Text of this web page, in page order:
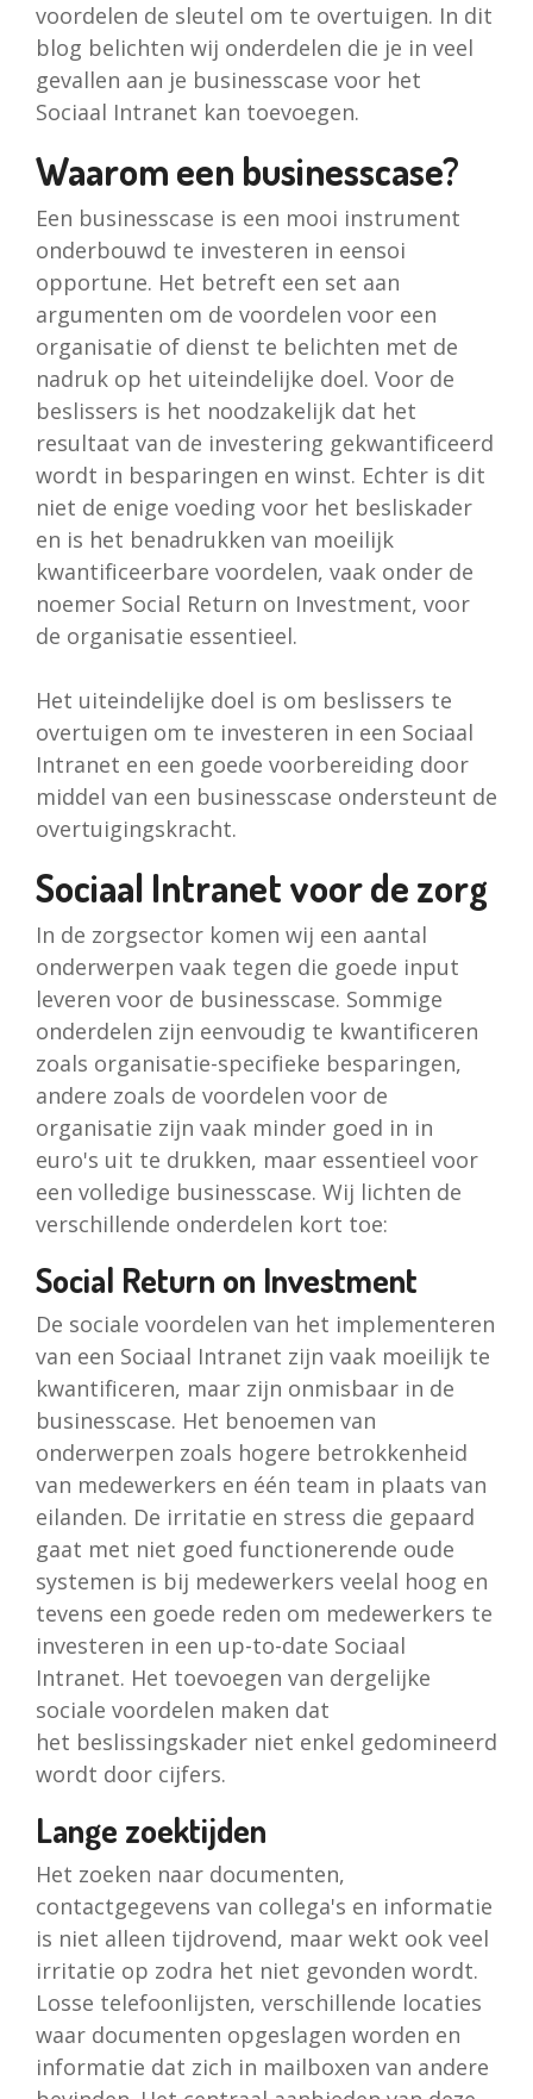
voordelen de sleutel om te overtuigen. In dit
blog belichten wij onderdelen die je in veel
gevallen aan je businesscase voor het
Sociaal Intranet kan toevoegen.
Waarom een businesscase?
Een businesscase is een mooi instrument
onderbouwd te investeren in eensoi
opportune. Het betreft een set aan
argumenten om de voordelen voor een
organisatie of dienst te belichten met de
nadruk op het uiteindelijke doel. Voor de
beslissers is het noodzakelijk dat het
resultaat van de investering gekwantificeerd
wordt in besparingen en winst. Echter is dit
niet de enige voeding voor het besliskader
en is het benadrukken van moeilijk
kwantificeerbare voordelen, vaak onder de
noemer Social Return on Investment, voor
de organisatie essentieel.
Het uiteindelijke doel is om beslissers te
overtuigen om te investeren in een Sociaal
Intranet en een goede voorbereiding door
middel van een businesscase ondersteunt de
overtuigingskracht.
Sociaal Intranet voor de zorg
In de zorgsector komen wij een aantal
onderwerpen vaak tegen die goede input
leveren voor de businesscase. Sommige
onderdelen zijn eenvoudig te kwantificeren
zoals organisatie-specifieke besparingen,
andere zoals de voordelen voor de
organisatie zijn vaak minder goed in in
euro's uit te drukken, maar essentieel voor
een volledige businesscase. Wij lichten de
verschillende onderdelen kort toe:
Social Return on Investment
De sociale voordelen van het implementeren
van een Sociaal Intranet zijn vaak moeilijk te
kwantificeren, maar zijn onmisbaar in de
businesscase. Het benoemen van
onderwerpen zoals hogere betrokkenheid
van medewerkers en één team in plaats van
eilanden. De irritatie en stress die gepaard
gaat met niet goed functionerende oude
systemen is bij medewerkers veelal hoog en
tevens een goede reden om medewerkers te
investeren in een up-to-date Sociaal
Intranet. Het toevoegen van dergelijke
sociale voordelen maken dat
het beslissingskader niet enkel gedomineerd
wordt door cijfers.
Lange zoektijden
Het zoeken naar documenten,
contactgegevens van collega's en informatie
is niet alleen tijdrovend, maar wekt ook veel
irritatie op zodra het niet gevonden wordt.
Losse telefoonlijsten, verschillende locaties
waar documenten opgeslagen worden en
informatie dat zich in mailboxen van andere